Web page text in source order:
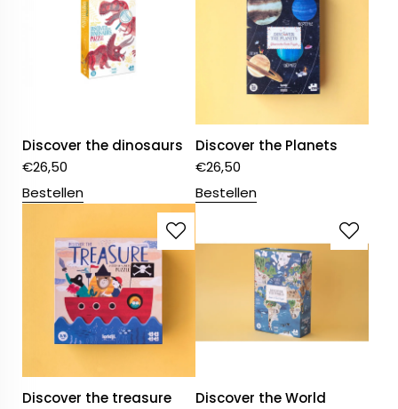
Discover the dinosaurs
€26,50
Bestellen
Discover the Planets
€26,50
Bestellen
Discover the treasure
Discover the World